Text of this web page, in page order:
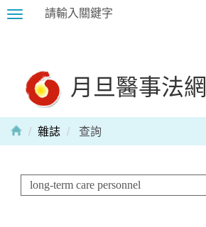
Toggle
月旦醫事法網
雜誌 查詢